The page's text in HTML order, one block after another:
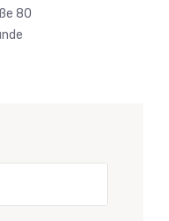
80